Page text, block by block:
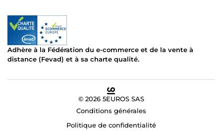
Adhère à la Fédération du e-commerce et de la vente à
distance (Fevad) et à sa charte qualité.
© 2026 5EUROS SAS
Conditions générales
Politique de confidentialité